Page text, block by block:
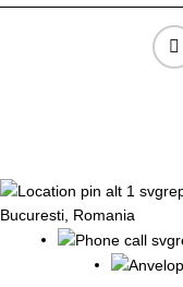
Bucuresti, Romania